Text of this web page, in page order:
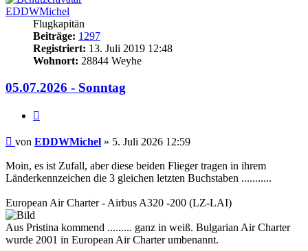
EDDWMichel
Flugkapitän
Beiträge: 1297
Registriert: 13. Juli 2019 12:48
Wohnort: 28844 Weyhe
05.07.2026 - Sonntag
Ungelesener
von EDDWMichel » 5. Juli 2026 12:59
Moin, es ist Zufall, aber diese beiden Flieger tragen in ihrem
Länderkennzeichen die 3 gleichen letzten Buchstaben ...........
European Air Charter - Airbus A320 -200 (LZ-LAI)
Aus Pristina kommend ......... ganz in weiß. Bulgarian Air Charter
wurde 2001 in European Air Charter umbenannt.